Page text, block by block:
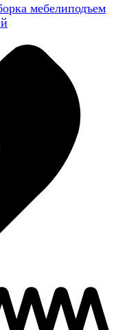
мебелиподъем